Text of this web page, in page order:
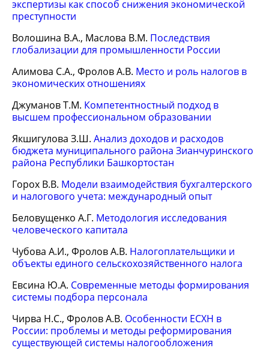
экспертизы как способ снижения экономической
преступности
Волошина В.А., Маслова В.М. Последствия
глобализации для промышленности России
Алимова С.А., Фролов А.В. Место и роль налогов в
экономических отношениях
Джуманов Т.М. Компетентностный подход в
высшем профессиональном образовании
Якшигулова З.Ш. Анализ доходов и расходов
бюджета муниципального района Зианчуринского
района Республики Башкортостан
Горох В.В. Модели взаимодействия бухгалтерского
и налогового учета: международный опыт
Беловущенко А.Г. Методология исследования
человеческого капитала
Чубова А.И., Фролов А.В. Налогоплательщики и
объекты единого сельскохозяйственного налога
Евсина Ю.А. Современные методы формирования
системы подбора персонала
Чирва Н.С., Фролов А.В. Особенности ЕСХН в
России: проблемы и методы реформирования
существующей системы налогообложения